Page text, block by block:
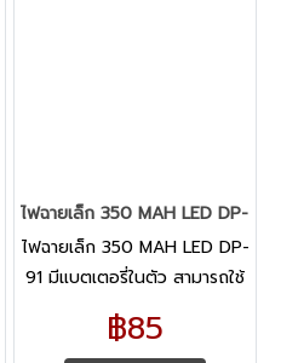
ไฟฉายเล็ก 350 MAH LED DP- 91
ไฟฉายเล็ก 350 MAH LED DP-
91 มีแบตเตอรี่ในตัว สามารถใช้
งานได้ 3-4 ชม. ต่อการชาร์ท 1
ครั้ง สามารถส่องสว่างได้ไกล
฿85